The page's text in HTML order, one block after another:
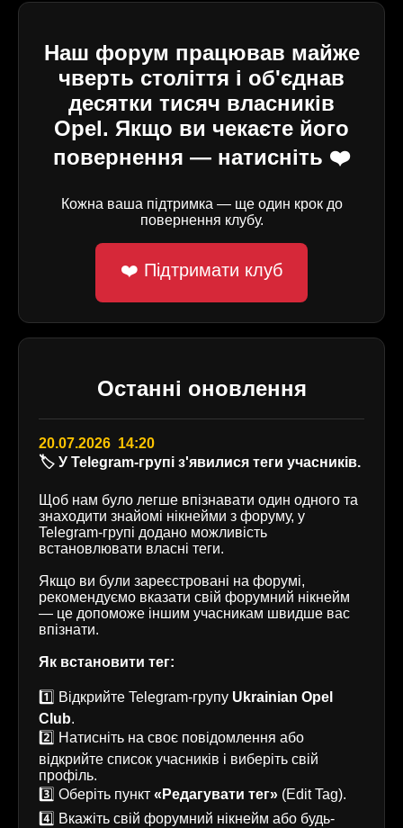
Наш форум працював майже
чверть століття і об'єднав
десятки тисяч власників
Opel. Якщо ви чекаєте його
повернення — натисніть ❤️
Кожна ваша підтримка — ще один крок до
повернення клубу.
❤️ Підтримати клуб
Останні оновлення
20.07.2026 14:20
🏷️ У Telegram-групі з'явилися теги учасників.
Щоб нам було легше впізнавати один одного та
знаходити знайомі нікнейми з форуму, у
Telegram-групі додано можливість
встановлювати власні теги.
Якщо ви були зареєстровані на форумі,
рекомендуємо вказати свій форумний нікнейм
— це допоможе іншим учасникам швидше вас
впізнати.
Як встановити тег:
1️⃣ Відкрийте Telegram-групу Ukrainian Opel
Club.
2️⃣ Натисніть на своє повідомлення або
відкрийте список учасників і виберіть свій
профіль.
3️⃣ Оберіть пункт «Редагувати тег» (Edit Tag).
4️⃣ Вкажіть свій форумний нікнейм або будь-